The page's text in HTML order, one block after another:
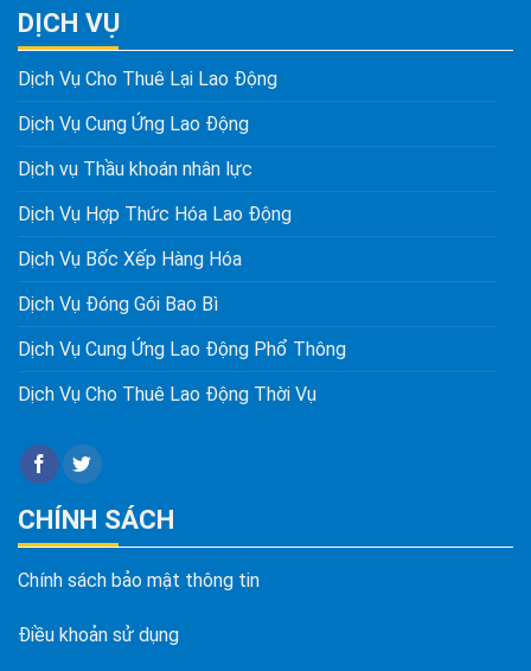
DỊCH VỤ
Dịch Vụ Cho Thuê Lại Lao Động
Dịch Vụ Cung Ứng Lao Động
Dịch vụ Thầu khoán nhân lực
Dịch Vụ Hợp Thức Hóa Lao Động
Dịch Vụ Bốc Xếp Hàng Hóa
Dịch Vụ Đóng Gói Bao Bì
Dịch Vụ Cung Ứng Lao Động Phổ Thông
Dịch Vụ Cho Thuê Lao Động Thời Vụ
CHÍNH SÁCH
Chính sách bảo mật thông tin
Điều khoản sử dụng